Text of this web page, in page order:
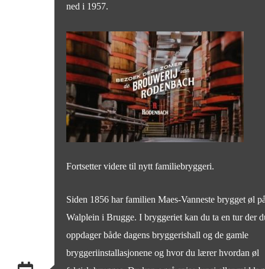
ned i 1957.
Fortsetter videre til nytt familiebryggeri.
Siden 1856 har familien Maes-Vanneste brygget øl
Walplein i Brugge. I bryggeriet kan du ta en tur der
oppdager både dagens bryggerishall og de gamle
bryggeriinstallasjonene og hvor du lærer hvordan øl